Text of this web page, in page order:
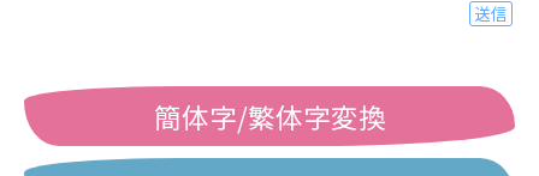
送信
簡体字/繁体字変換